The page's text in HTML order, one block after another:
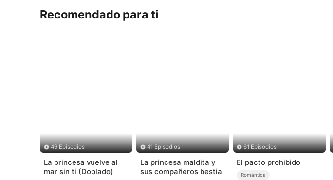
Recomendado para ti
46 Episodios
La princesa vuelve al
mar sin ti (Doblado)
41 Episodios
La princesa maldita y
sus compañeros bestia
61 Episodios
El pacto prohibido
Romántica